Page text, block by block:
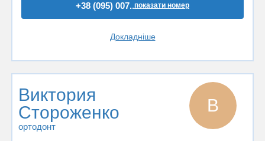
+38 (095) 007..показати номер
Докладніше
Виктория
Стороженко
ортодонт
В